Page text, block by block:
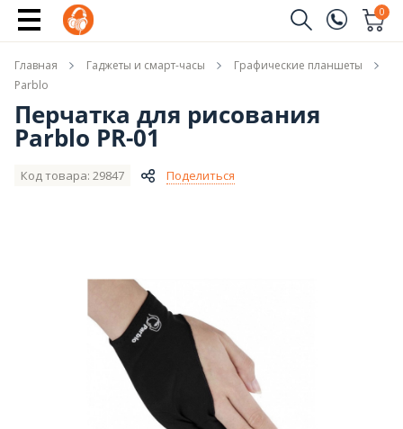
(096)
(044)
0
Имя
Телефон
Главная Гаджеты и смарт-часы
Графические планшеты
Parblo
Перчатка для рисования
Parblo PR-01
Код товара: 29847 Поделиться
Сообщить о поступлении